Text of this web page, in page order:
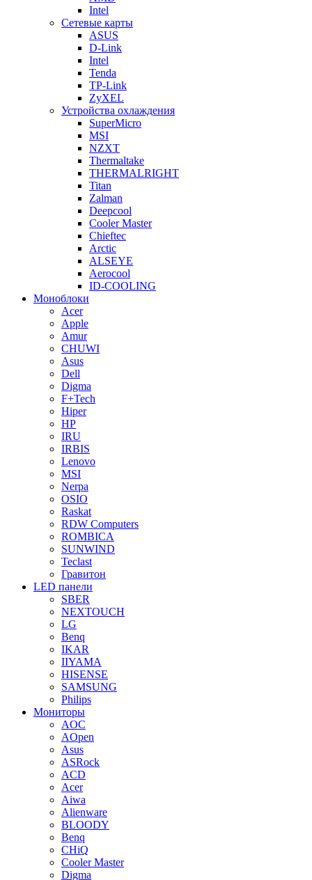
Intel
Сетевые карты
ASUS
D-Link
Intel
Tenda
TP-Link
ZyXEL
Устройства охлаждения
SuperMicro
MSI
NZXT
Thermaltake
THERMALRIGHT
Titan
Zalman
Deepcool
Cooler Master
Chieftec
Arctic
ALSEYE
Aerocool
ID-COOLING
Моноблоки
Acer
Apple
Amur
CHUWI
Asus
Dell
Digma
F+Tech
Hiper
HP
IRU
IRBIS
Lenovo
MSI
Nerpa
OSIO
Raskat
RDW Computers
ROMBICA
SUNWIND
Teclast
Гравитон
LED панели
SBER
NEXTOUCH
LG
Benq
IKAR
IIYAMA
HISENSE
SAMSUNG
Philips
Мониторы
AOC
AOpen
Asus
ASRock
ACD
Acer
Aiwa
Alienware
BLOODY
Benq
CHiQ
Cooler Master
Digma